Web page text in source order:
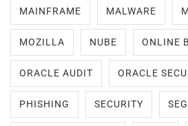
MAINFRAME MALWARE
MOZILLA NUBE ONLINE
ORACLE AUDIT ORACLE
PHISHING SECURITY